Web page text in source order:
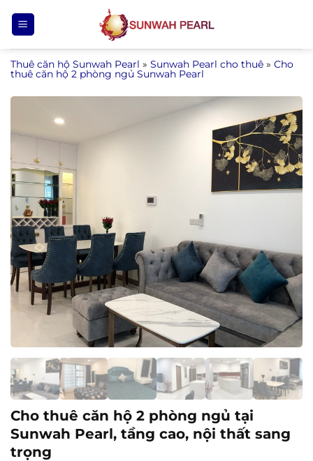
qua
nội
dung
Thuê căn hộ Sunwah Pearl » Sunwah Pearl cho thuê » Cho
thuê căn hộ 2 phòng ngủ Sunwah Pearl
Cho thuê căn hộ 2 phòng ngủ tại
Sunwah Pearl, tầng cao, nội thất sang
trọng